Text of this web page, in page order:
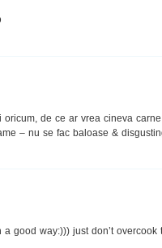
oricum, de ce ar vrea cineva
– nu se fac baloase &
good way:))) just don’t overcook